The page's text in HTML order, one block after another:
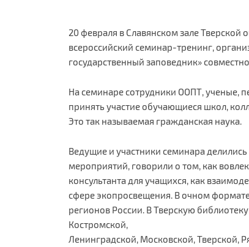
20 февраля в Славянском зале
всероссийский семинар-тренинг,
государственный заповедник»
На семинаре сотрудники ООПТ, ученые,
принять участие обучающиеся школ,
Это так называемая гражданская наука.
Ведущие и участники семинара
мероприятий, говорили о том, как
консультанта для учащихся, как
сфере экопросвещения. В очном
регионов России. В Тверскую
Костромской,
Ленинградской, Московской, Тверской,